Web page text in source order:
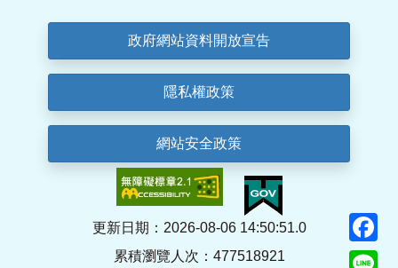
政府網站資料開放宣告
隱私權政策
網站安全政策
更新日期：2026-08-06 14:50:51.0
累積瀏覽人次：477518921